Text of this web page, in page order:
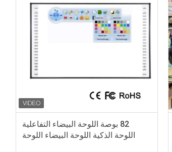
82 بوصة اللوحة البيضاء التفاعلية
اللوحة الذكية اللوحة البيضاء اللوحة